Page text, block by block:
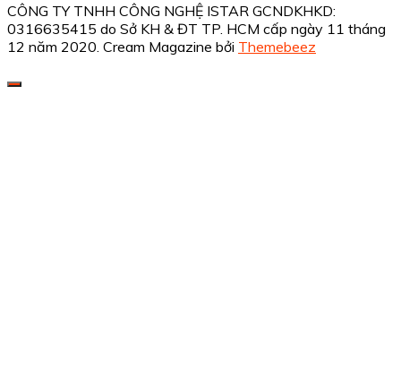
CÔNG TY TNHH CÔNG NGHỆ ISTAR GCNDKHKD:
0316635415 do Sở KH & ĐT TP. HCM cấp ngày 11 tháng
12 năm 2020. Cream Magazine bởi Themebeez